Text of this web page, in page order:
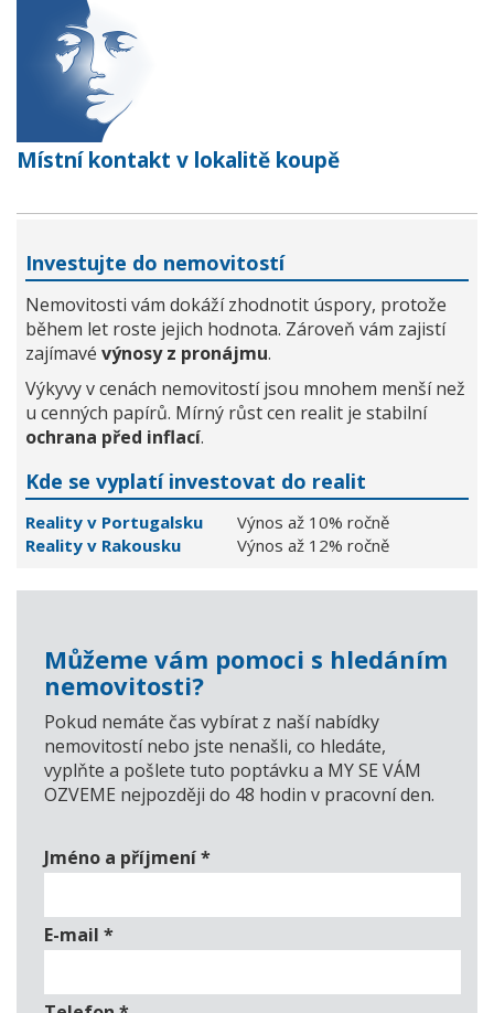
Místní kontakt v lokalitě koupě
Investujte do nemovitostí
Nemovitosti vám dokáží zhodnotit úspory, protože
během let roste jejich hodnota. Zároveň vám zajistí
zajímavé výnosy z pronájmu.
Výkyvy v cenách nemovitostí jsou mnohem menší než
u cenných papírů. Mírný růst cen realit je stabilní
ochrana před inflací.
Kde se vyplatí investovat do realit
Reality v Portugalsku
Výnos až 10% ročně
Reality v Rakousku
Výnos až 12% ročně
Můžeme vám pomoci s hledáním
nemovitosti?
Pokud nemáte čas vybírat z naší nabídky
nemovitostí nebo jste nenašli, co hledáte,
vyplňte a pošlete tuto poptávku a MY SE VÁM
OZVEME nejpozději do 48 hodin v pracovní den.
Jméno a příjmení*
E-mail *